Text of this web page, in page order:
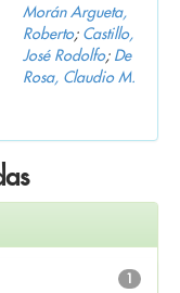
Morán Argueta,
Roberto; Castillo,
José Rodolfo; De
Rosa, Claudio M.
1